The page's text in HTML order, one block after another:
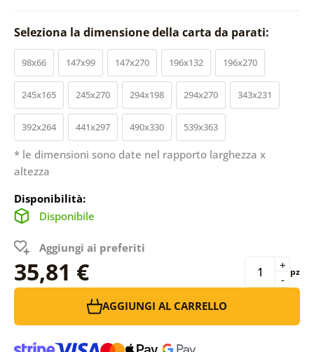
Seleziona la dimensione della carta da parati:
98x66 147x99 147x270 196x132 196x270
245x165 245x270 294x198 294x270 343x231
392x264 441x297 490x330 539x363
* le dimensioni sono date nel rapporto larghezza x
altezza
Disponibilità:
Disponibile
Aggiungi ai preferiti
35,81 € -
+ pz
AGGIUNGI AL CARRELLO